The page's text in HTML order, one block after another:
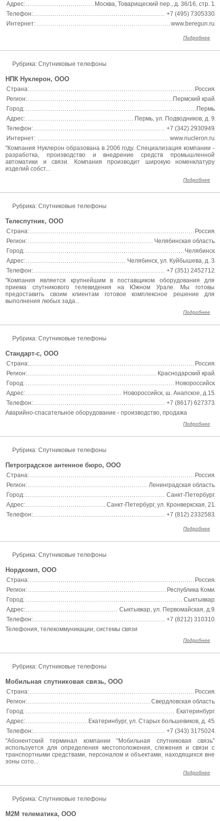
Адрес:
Москва, Товарищеский пер., д. 36/16, стр. 1
Телефон:
+7 (495) 7305330
Интернет:
www.beregun.ru
Подробнее
Рубрика: Спутниковые телефоны
НПК Нуклерон, ООО
Страна:
Россия
Регион:
Пермский край
Город:
Пермь
Адрес:
Пермь, ул. Подводников, д. 9
Телефон:
+7 (342) 2930949
Интернет:
www.nucleron.ru
"Компания Нуклерон образована в 2006 году. Специализация компании -
разработка, производство и внедрение средств промышленной
автоматики и связи. Компания производит широкую номенклатуру
изделий собст...
Подробнее
Рубрика: Спутниковые телефоны
Телеспутник, ООО
Страна:
Россия
Регион:
Челябинская область
Город:
Челябинск
Адрес:
Челябинск, ул. Куйбышева, д. 3
Телефон:
+7 (351) 2452712
"Компания является крупнейшим в поставщиком оборудования для
приема спутникового телевидения на Южном Урале. Мы готовы
предоставить своим клиентам готовое комплексное решение для
выполнения любых зада...
Подробнее
Рубрика: Спутниковые телефоны
Стандарт-с, ООО
Страна:
Россия
Регион:
Краснодарский край
Город:
Новороссийск
Адрес:
Новороссийск, ш. Анапское, д.15
Телефон:
+7 (8617) 627373
Аварийно-спасательное оборудование - производство, продажа
Подробнее
Рубрика: Спутниковые телефоны
Петроградское антенное бюро, ООО
Страна:
Россия
Регион:
Ленинградская область
Город:
Санкт-Петербург
Адрес:
Санкт-Петербург, ул. Кронверкская, 21
Телефон:
+7 (812) 2332583
Подробнее
Рубрика: Спутниковые телефоны
Нордкомп, ООО
Страна:
Россия
Регион:
Республика Коми
Город:
Сыктывкар
Адрес:
Сыктывкар, ул. Первомайская, д.9
Телефон:
+7 (8212) 310310
Телефония, телекоммуникации, системы связи
Подробнее
Рубрика: Спутниковые телефоны
Мобильная спутниковая связь, ООО
Страна:
Россия
Регион:
Свердловская область
Город:
Екатеринбург
Адрес:
Екатеринбург, ул. Старых большевиков, д. 45
Телефон:
+7 (343) 3175024
"Абонентский терминал компании "Мобильная спутниковая связь"
используется для определения местоположения, слежения и связи с
транспортными средствами, персоналом и объектами, находящихся вне
зоны сото...
Подробнее
Рубрика: Спутниковые телефоны
М2М телематика, ООО